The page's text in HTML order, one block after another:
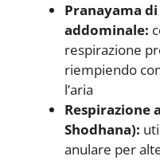
Pranayama
addominale:
respirazione
riempiendo
l’aria
Respirazione
Shodhana):
anulare per